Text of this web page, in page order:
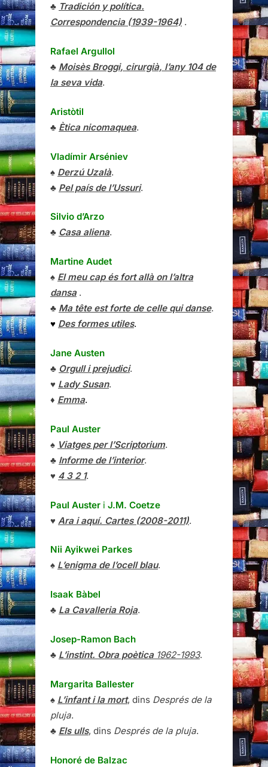
♣ Tradición y política.
Correspondencia (1939-1964) .
Rafael Argullol
♣ Moisès Broggi, cirurgià, l’any 104 de
la seva vida.
Aristòtil
♣ Ètica nicomaquea.
Vladímir Arséniev
♠ Derzú Uzalà.
♣ Pel país de l’Ussuri.
Silvio d’Arzo
♣ Casa aliena.
Martine Audet
♠ El meu cap és fort allà on l’altra
dansa.
♣ Ma tête est forte de celle qui danse.
♥ Des formes utiles.
Jane Austen
♣ Orgull i prejudici.
♥ Lady Susan.
♦ Emma.
Paul Auster
♠ Viatges per l’Scriptorium.
♣ Informe de l’interior.
♥ 4 3 2 1.
Paul Auster i J.M. Coetze
♥ Ara i aquí. Cartes (2008-2011).
Nii Ayikwei Parkes
♠ L’enigma de l’ocell blau.
Isaak Bàbel
♣ La Cavalleria Roja.
Josep-Ramon Bach
♣ L’instint. Obra poètica1962-1993.
Margarita Ballester
♠ L’infant i la mort, dins Després de la
pluja.
♣ Els ulls, dins Després de la pluja.
Honoré de Balzac